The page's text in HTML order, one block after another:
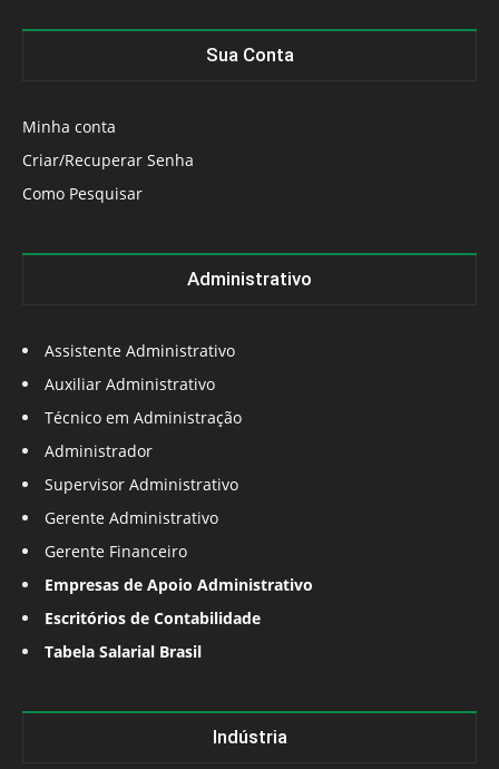
Sua Conta
Minha conta
Criar/Recuperar Senha
Como Pesquisar
Administrativo
Assistente Administrativo
Auxiliar Administrativo
Técnico em Administração
Administrador
Supervisor Administrativo
Gerente Administrativo
Gerente Financeiro
Empresas de Apoio Administrativo
Escritórios de Contabilidade
Tabela Salarial Brasil
Indústria